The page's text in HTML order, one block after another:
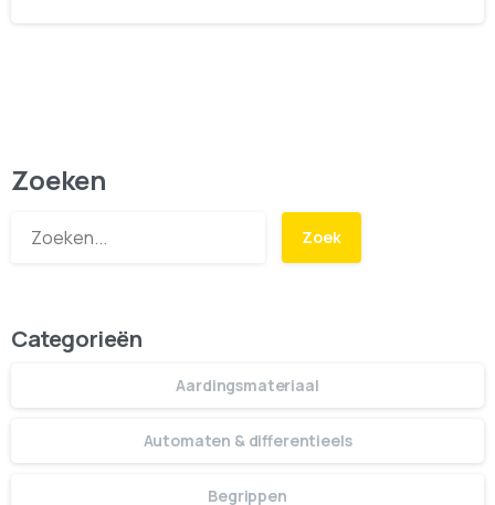
Zoeken
Zoek
Categorieën
Aardingsmateriaal
Automaten & differentieels
Begrippen